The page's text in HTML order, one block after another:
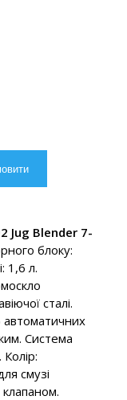
Jug Blender 7-
блоку:
1,6 л.
сталі.
автоматичних
Система
смузі